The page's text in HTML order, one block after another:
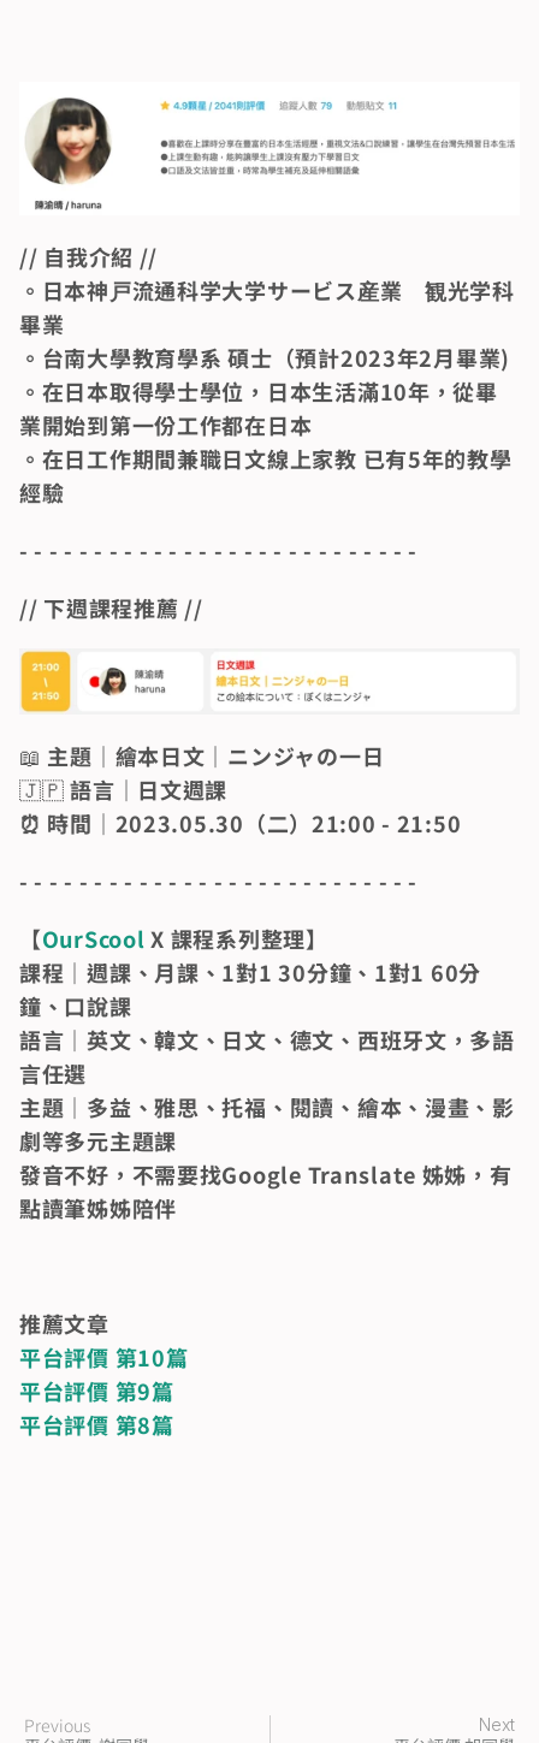
// 自我介紹 //
。日本神戸流通科学大学サービス産業　観光学科
畢業
。台南大學教育學系 碩士（預計2023年2月畢業)
。在日本取得學士學位，日本生活滿10年，從畢
業開始到第一份工作都在日本
。在日工作期間兼職日文線上家教 已有5年的教學
經驗
- - - - - - - - - - - - - - - - - - - - - - - - - - -
// 下週課程推薦 //
📖 主題｜繪本日文｜ニンジャの一日
🇯🇵 語言｜日文週課
⏰ 時間｜2023.05.30（二）21:00 - 21:50
- - - - - - - - - - - - - - - - - - - - - - - - - - -
【OurScool X 課程系列整理】
課程｜週課、月課、1對1 30分鐘、1對1 60分
鐘、口說課
語言｜英文、韓文、日文、德文、西班牙文，多語
言任選
主題｜多益、雅思、托福、閱讀、繪本、漫畫、影
劇等多元主題課
發音不好，不需要找Google Translate 姊姊，有
點讀筆姊姊陪伴
推薦文章
平台評價 第10篇
平台評價 第9篇
平台評價 第8篇
Previous
Next